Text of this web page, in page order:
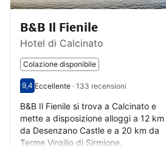
B&B Il Fienile
Hotel di Calcinato
Colazione disponibile
Valutazione degli ospiti su una scala
9,4
Eccellente - Opinione degli ospiti
Eccellente · 133 recensioni
B&B Il Fienile si trova a Calcinato e
mette a disposizione alloggi a 12 km
da Desenzano Castle e a 20 km da
Terme Virgilio di Sirmione.